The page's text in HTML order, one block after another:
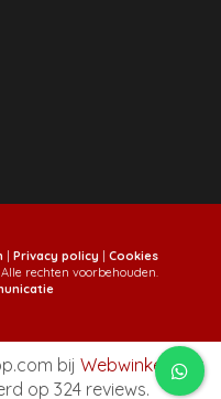
| Privacy policy | Cookies
rechten voorbehouden.
bij WebwinkelKeur
op 324 reviews.